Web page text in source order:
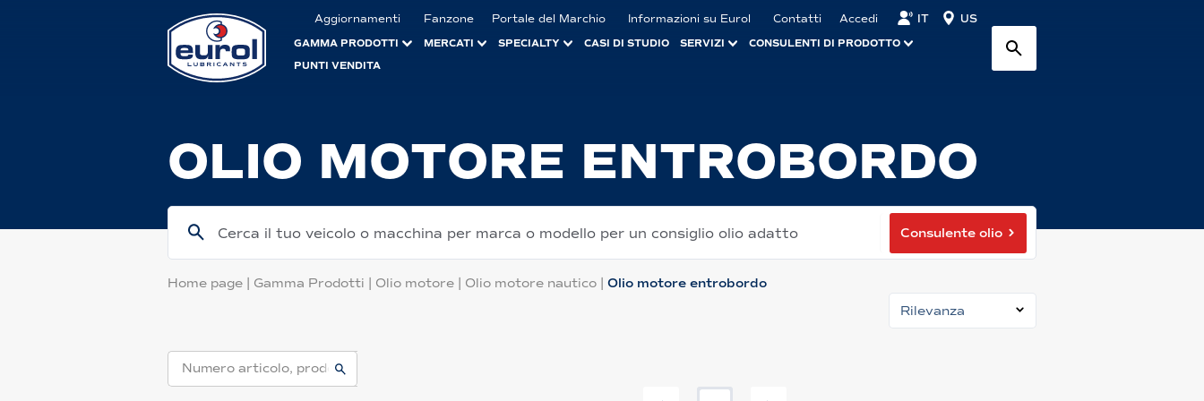
Aggiornamenti Fanzone Portale del Marchio Informazioni su Eurol Contatti Accedi IT US
GAMMA PRODOTTI MERCATI SPECIALTY CASI DI STUDIO SERVIZI
CONSULENTI DI PRODOTTO
PUNTI VENDITA
OLIO MOTORE ENTROBORDO
Cerca il tuo veicolo o macchina per marca o modello per un consiglio olio adatto Consulente olio
Home page Gamma Prodotti Olio motore Olio motore nautico |Olio motore entrobordo
Rilevanza